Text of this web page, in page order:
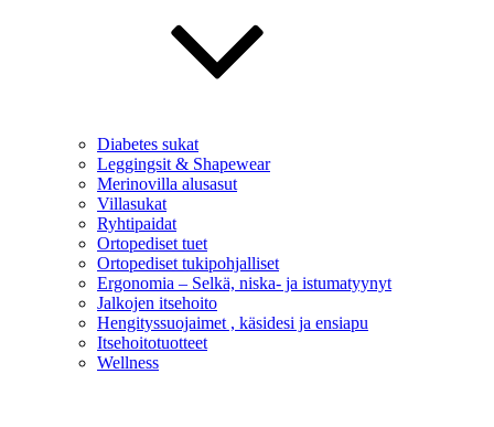
Diabetes sukat
Leggingsit & Shapewear
Merinovilla alusasut
Villasukat
Ryhtipaidat
Ortopediset tuet
Ortopediset tukipohjalliset
Ergonomia – Selkä, niska- ja istumatyynyt
Jalkojen itsehoito
Hengityssuojaimet , käsidesi ja ensiapu
Itsehoitotuotteet
Wellness